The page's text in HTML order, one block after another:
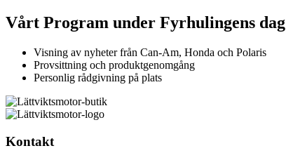
Vårt Program under Fyrhulingens dag
Visning av nyheter från Can-Am, Honda och Polaris
Provsittning och produktgenomgång
Personlig rådgivning på plats
Kontakt